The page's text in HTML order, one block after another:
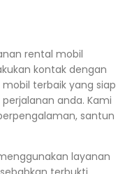
rental mobil
kontak dengan
terbaik yang siap
anda. Kami
santun
layanan